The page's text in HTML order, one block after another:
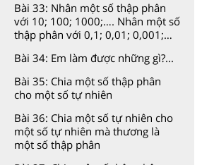
Bài 33: Nhân một số thập phân
với 10; 100; 1000;…. Nhân một số
thập phân với 0,1; 0,01; 0,001;…
Bài 34: Em làm được những gì?...
Bài 35: Chia một số thập phân
cho một số tự nhiên
Bài 36: Chia một số tự nhiên cho
một số tự nhiên mà thương là
một số thập phân